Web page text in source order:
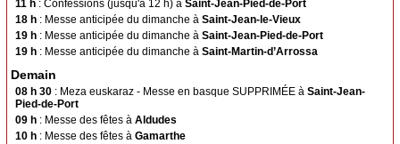
Arnéguy
Ascarat
Çaro
Esterençuby
Ispoure
Jaxu
Lasse
Uhart-Cize
Saint-Sauveur d'Iraty
11 h: Confessions (jusqu'à 12 h) à Saint-Jean-Pied-de-Port
18 h: Messe anticipée du dimanche à Saint-Jean-le-Vieux
19 h: Messe anticipée du dimanche à Saint-Jean-Pied-de-Port
19 h: Messe anticipée du dimanche à Saint-Martin-d’Arrossa
Demain
08 h 30: Meza euskaraz - Messe en basque SUPPRIMÉE à Saint-Jean-
Pied-de-Port
09 h: Messe des fêtes à Aldudes
10 h: Messe des fêtes à Gamarthe